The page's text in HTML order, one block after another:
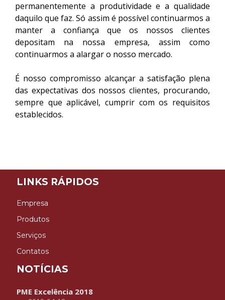
permanentemente a produtividade e a qualidade
daquilo que faz. Só assim é possível continuarmos a
manter a confiança que os nossos clientes
depositam na nossa empresa, assim como
continuarmos a alargar o nosso mercado.
É nosso compromisso alcançar a satisfação plena
das expectativas dos nossos clientes, procurando,
sempre que aplicável, cumprir com os requisitos
establecidos.
LINKS RÁPIDOS
Empresa
Produtos
Serviços
Contatos
NOTÍCIAS
PME Excelência 2018